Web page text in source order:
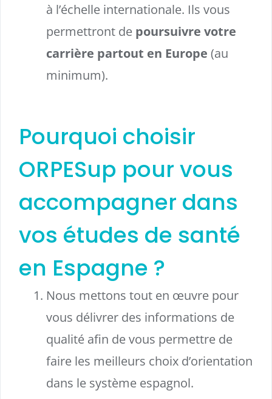
à l’échelle internationale. Ils vous
permettront de poursuivre votre
carrière partout en Europe (au
minimum).
Pourquoi choisir
ORPESup pour vous
accompagner dans
vos études de santé
en Espagne ?
Nous mettons tout en œuvre pour
vous délivrer des informations de
qualité afin de vous permettre de
faire les meilleurs choix d’orientation
dans le système espagnol.